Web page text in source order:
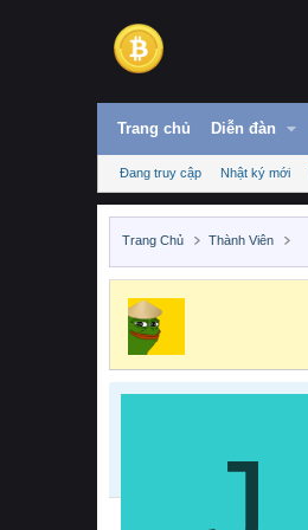
Trang chủ Diễn đàn
Đang truy cập Nhật ký mới
Trang Chủ Thành Viên